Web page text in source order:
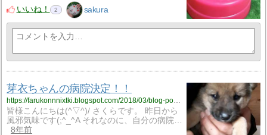
いいね！
2 sakura
芽衣ちゃんの病院決定！！
皆様こんにちは(^▽^)/ さくらです。 昨日から
風邪気味です(;^_^A それなのに、自分の病院…
8年前